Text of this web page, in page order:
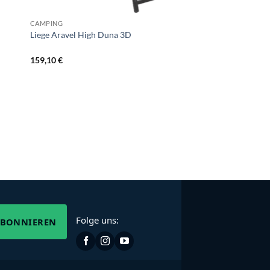
CAMPING
Liege Aravel High Duna 3D
159,10€
Folge uns: